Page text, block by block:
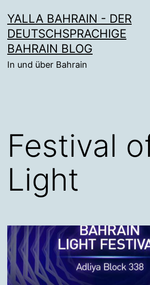
Inhalt
springen
YALLA BAHRAIN - DER
DEUTSCHSPRACHIGE
BAHRAIN BLOG
In und über Bahrain
Festival
Light